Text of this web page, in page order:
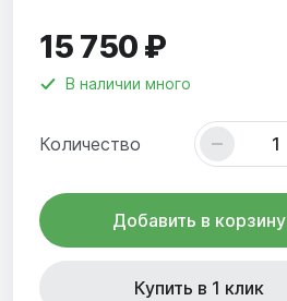
15 750 ₽
В наличии много
Количество
Добавить в корзину
Купить в 1 клик